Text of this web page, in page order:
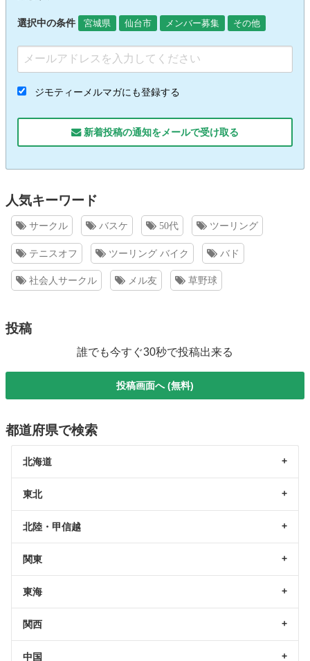
選択中の条件 宮城県 仙台市 メンバー募集 その他
ジモティーメルマガにも登録する
新着投稿の通知をメールで受け取る
人気キーワード
サークル バスケ 50代 ツーリング
テニスオフ ツーリング バイク バド
社会人サークル メル友 草野球
投稿
誰でも今すぐ30秒で投稿出来る
投稿画面へ (無料)
都道府県で検索
北海道
東北
北陸・甲信越
関東
東海
関西
中国